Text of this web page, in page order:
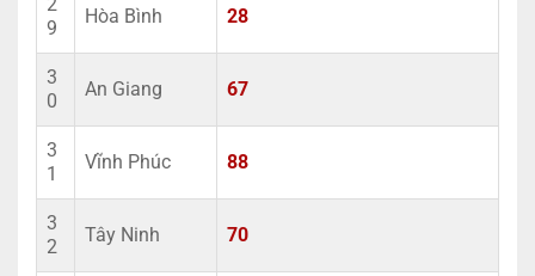
2
9
Hòa Bình 28
3
0
An Giang 67
3
1
Vĩnh Phúc 88
3
2
Tây Ninh 70